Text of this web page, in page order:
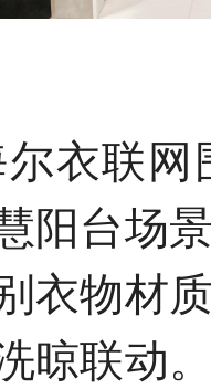
衣联
阳台场
衣物材
晾联动